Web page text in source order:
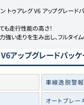
トゥアレグ V6 アップグレード
も走行性能の高さ！
い走りを生み出し、フルタイ
アップグレードパッ
車線逸脱警報
オートブレー